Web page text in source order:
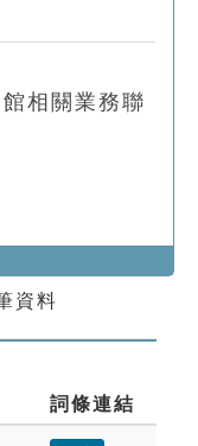
相關業務聯
資料
詞條連結